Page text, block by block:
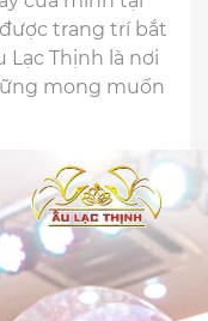
trang trí bắt
Lạc Thịnh là nơi
mong muốn